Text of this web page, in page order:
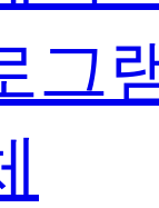
그